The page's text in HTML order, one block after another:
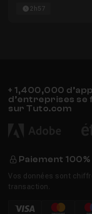
2h57
+ 1,400,000
d’entreprises se
sur Tuto.com
Paiement
Vos données sont
transaction.